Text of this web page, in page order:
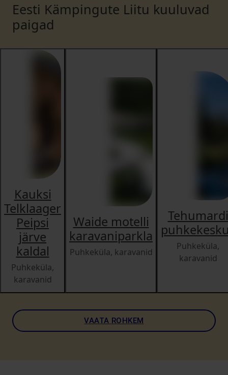
Eesti Kämpingute Liitu kuuluvad
paigad
Kauksi
Telklaager
Peipsi
järve
kaldal
Puhkeküla,
karavanid
Waide motelli
karavaniparkla
Puhkeküla, karavanid
Tehumardi
Puhkeküla,
karavanid
VAATA ROHKEM